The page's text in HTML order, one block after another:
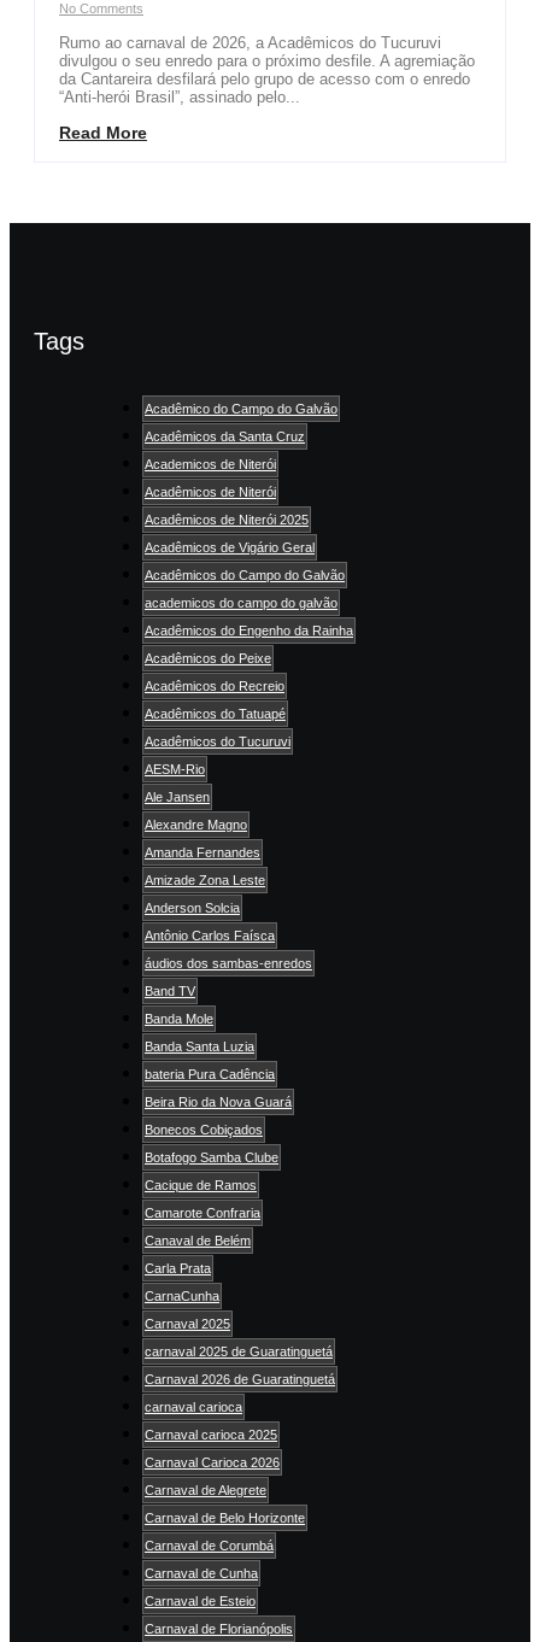
No Comments
Rumo ao carnaval de 2026, a Acadêmicos do Tucuruvi
divulgou o seu enredo para o próximo desfile. A agremiação
da Cantareira desfilará pelo grupo de acesso com o enredo
“Anti-herói Brasil”, assinado pelo...
Read More
Tags
Acadêmico do Campo do Galvão
Acadêmicos da Santa Cruz
Academicos de Niterói
Acadêmicos de Niterói
Acadêmicos de Niterói 2025
Acadêmicos de Vigário Geral
Acadêmicos do Campo do Galvão
academicos do campo do galvão
Acadêmicos do Engenho da Rainha
Acadêmicos do Peixe
Acadêmicos do Recreio
Acadêmicos do Tatuapé
Acadêmicos do Tucuruvi
AESM-Rio
Ale Jansen
Alexandre Magno
Amanda Fernandes
Amizade Zona Leste
Anderson Solcia
Antônio Carlos Faísca
áudios dos sambas-enredos
Band TV
Banda Mole
Banda Santa Luzia
bateria Pura Cadência
Beira Rio da Nova Guará
Bonecos Cobiçados
Botafogo Samba Clube
Cacique de Ramos
Camarote Confraria
Canaval de Belém
Carla Prata
CarnaCunha
Carnaval 2025
carnaval 2025 de Guaratinguetá
Carnaval 2026 de Guaratinguetá
carnaval carioca
Carnaval carioca 2025
Carnaval Carioca 2026
Carnaval de Alegrete
Carnaval de Belo Horizonte
Carnaval de Corumbá
Carnaval de Cunha
Carnaval de Esteio
Carnaval de Florianópolis